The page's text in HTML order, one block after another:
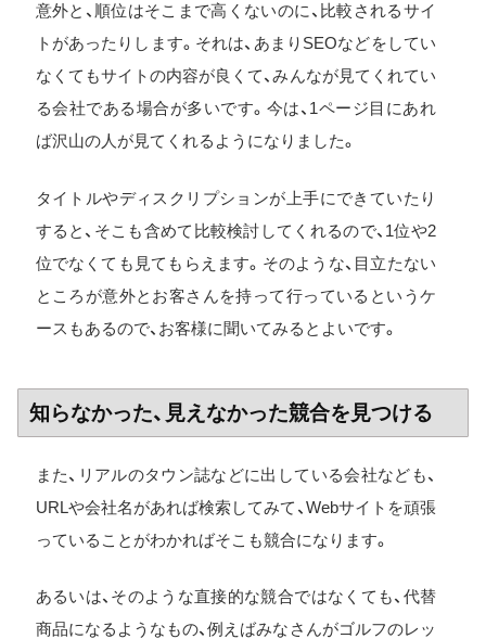
意外と、順位はそこまで高くないのに、比較されるサイ
トがあったりします。それは、あまりSEOなどをしてい
なくてもサイトの内容が良くて、みんなが見てくれてい
る会社である場合が多いです。今は、1ページ目にあれ
ば沢山の人が見てくれるようになりました。
タイトルやディスクリプションが上手にできていたり
すると、そこも含めて比較検討してくれるので、1位や2
位でなくても見てもらえます。そのような、目立たない
ところが意外とお客さんを持って行っているというケ
ースもあるので、お客様に聞いてみるとよいです。
知らなかった、見えなかった競合を見つける
また、リアルのタウン誌などに出している会社なども、
URLや会社名があれば検索してみて、Webサイトを頑張
っていることがわかればそこも競合になります。
あるいは、そのような直接的な競合ではなくても、代替
商品になるようなもの、例えばみなさんがゴルフのレッ